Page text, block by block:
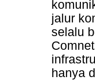
jalur
selalu
hanya